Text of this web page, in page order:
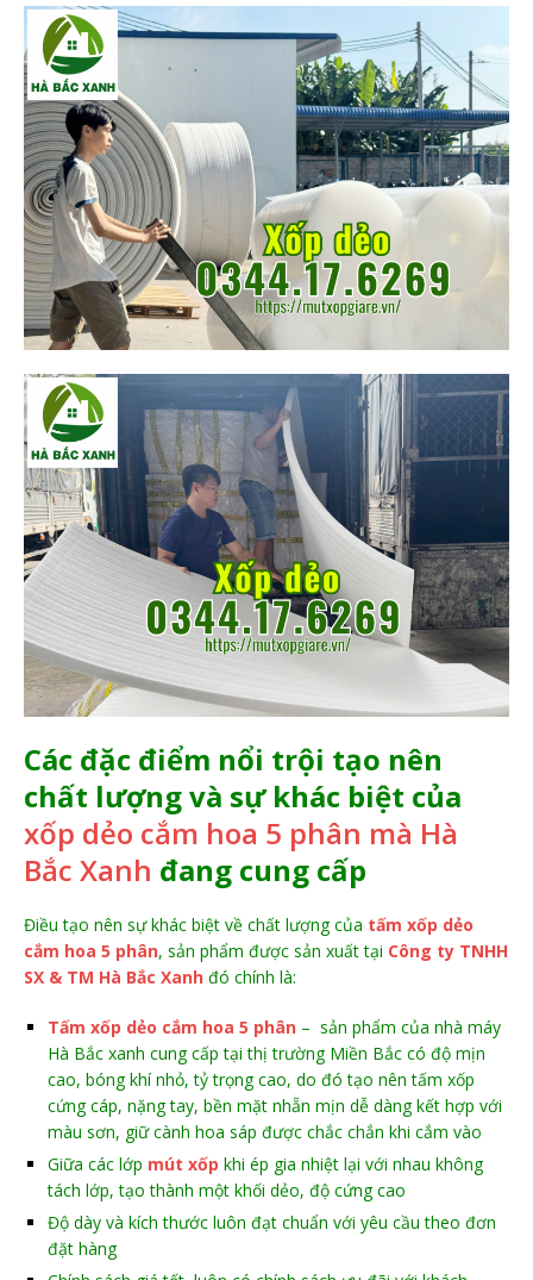
Các đặc điểm nổi trội tạo nên
chất lượng và sự khác biệt của
xốp dẻo cắm hoa 5 phân mà Hà
Bắc Xanh đang cung cấp
Điều tạo nên sự khác biệt về chất lượng của tấm xốp dẻo
cắm hoa 5 phân, sản phẩm được sản xuất tại Công ty TNHH
SX & TM Hà Bắc Xanh đó chính là:
Tấm xốp dẻo cắm hoa 5 phân – sản phẩm của nhà máy
Hà Bắc xanh cung cấp tại thị trường Miền Bắc có độ mịn
cao, bóng khí nhỏ, tỷ trọng cao, do đó tạo nên tấm xốp
cứng cáp, nặng tay, bền mặt nhẵn mịn dễ dàng kết hợp với
màu sơn, giữ cành hoa sáp được chắc chắn khi cắm vào
Giữa các lớp mút xốp khi ép gia nhiệt lại với nhau không
tách lớp, tạo thành một khối dẻo, độ cứng cao
Độ dày và kích thước luôn đạt chuẩn với yêu cầu theo đơn
đặt hàng